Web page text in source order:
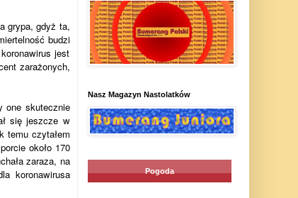
grypa, gdyż ta,
budzi
jest
zarażonych,
one skutecznie
się jeszcze w
temu czytałem
około 170
zaraza, na
koronawirusa
Nasz Magazyn Nastolatków
Pogoda